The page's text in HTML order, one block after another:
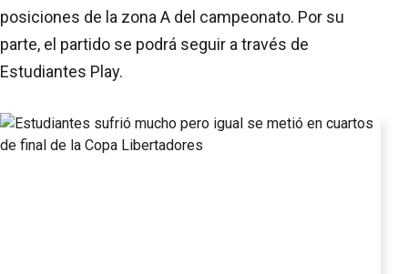
posiciones de la zona A del campeonato. Por su
parte, el partido se podrá seguir a través de
Estudiantes Play.